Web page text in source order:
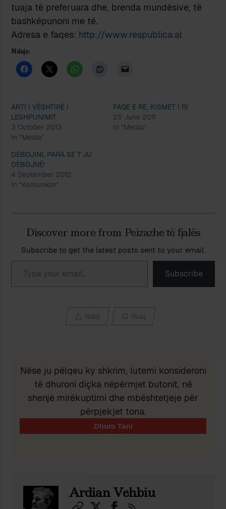
tuaja të preferuara dhe, brenda mundësive, të
bashkëpunoni me të.
Adresa e faqes: http://www.respublica.al
Ndaje:
ARTI I VËSHTIRË I
LESHPUNIMIT
3 October 2013
In "Media"
FAQE E RE, KISMET I RI
25 June 2011
In "Media"
DËBOJINI, PARA SE T’JU
DËBOJNË!
4 September 2012
In "Komunikim"
Discover more from Peizazhe të fjalës
Subscribe to get the latest posts sent to your email.
Type your email…
Subscribe
Ndaj Ruaj
Nëse ju pëlqeu ky shkrim, lutemi konsideroni
të dhuroni diçka nëpërmjet butonit, në
shenjë mirëkuptimi dhe mbështetjeje për
përpjekjet tona.
Ardian Vehbiu